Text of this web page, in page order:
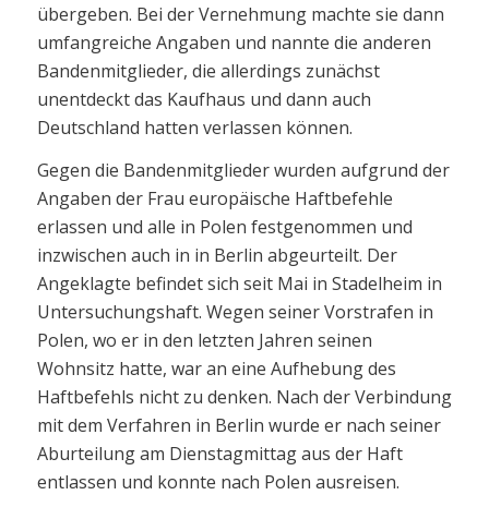
übergeben. Bei der Vernehmung machte sie dann
umfangreiche Angaben und nannte die anderen
Bandenmitglieder, die allerdings zunächst
unentdeckt das Kaufhaus und dann auch
Deutschland hatten verlassen können.
Gegen die Bandenmitglieder wurden aufgrund der
Angaben der Frau europäische Haftbefehle
erlassen und alle in Polen festgenommen und
inzwischen auch in in Berlin abgeurteilt. Der
Angeklagte befindet sich seit Mai in Stadelheim in
Untersuchungshaft. Wegen seiner Vorstrafen in
Polen, wo er in den letzten Jahren seinen
Wohnsitz hatte, war an eine Aufhebung des
Haftbefehls nicht zu denken. Nach der Verbindung
mit dem Verfahren in Berlin wurde er nach seiner
Aburteilung am Dienstagmittag aus der Haft
entlassen und konnte nach Polen ausreisen.